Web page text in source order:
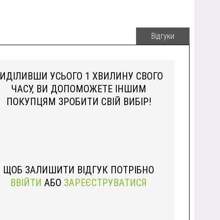
Відгуки
УСЬОГО 1 ХВИЛИНУ СВОГО
ЧАСУ, ВИ ДОПОМОЖЕТЕ ІНШИМ
ПОКУПЦЯМ ЗРОБИТИ СВІЙ ВИБІР!
ЩОБ ЗАЛИШИТИ ВІДГУК ПОТРІБНО
ВВІЙТИ АБО ЗАРЕЄСТРУВАТИСЯ